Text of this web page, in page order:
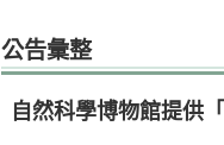
公告彙整
自然科學博物館提供